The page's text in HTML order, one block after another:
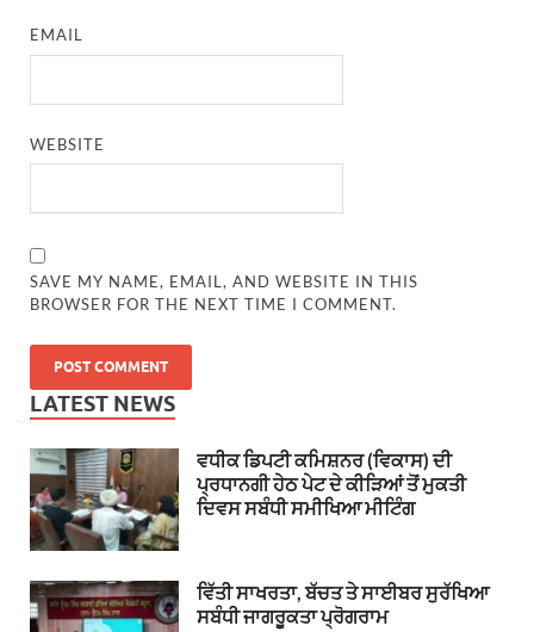
EMAIL
WEBSITE
SAVE MY NAME, EMAIL, AND WEBSITE IN THIS
BROWSER FOR THE NEXT TIME I COMMENT.
LATEST NEWS
ਵਧੀਕ ਡਿਪਟੀ ਕਮਿਸ਼ਨਰ (ਵਿਕਾਸ) ਦੀ
ਪ੍ਰਧਾਨਗੀ ਹੇਠ ਪੇਟ ਦੇ ਕੀੜਿਆਂ ਤੋਂ ਮੁਕਤੀ
ਦਿਵਸ ਸਬੰਧੀ ਸਮੀਖਿਆ ਮੀਟਿੰਗ
ਵਿੱਤੀ ਸਾਖਰਤਾ, ਬੱਚਤ ਤੇ ਸਾਈਬਰ ਸੁਰੱਖਿਆ
ਸਬੰਧੀ ਜਾਗਰੂਕਤਾ ਪ੍ਰੋਗਰਾਮ